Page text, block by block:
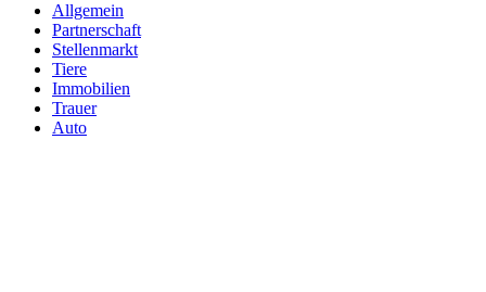
Allgemein
Partnerschaft
Stellenmarkt
Tiere
Immobilien
Trauer
Auto